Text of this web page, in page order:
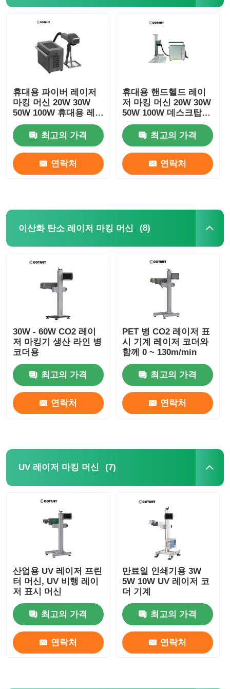
휴대용 파이버 레이저
마킹 머신 20W 30W
50W 100W 휴대용 레
이저 마커 금속용
최고의 가격
연락처
휴대용 핸드헬드 레이
저 마킹 머신 20W 30W
50W 100W 데스크탑
레이저 마킹 머신
최고의 가격
연락처
이산화 탄소 레이저 마킹 머신 (8)
30W - 60W CO2 레이
저 마킹기 생산 라인 병
코더용
최고의 가격
연락처
PET 병 CO2 레이저 표
시 기계 레이저 코더와
함께 0 ~ 130m/min
최고의 가격
연락처
UV 레이저 마킹 머신 (7)
산업용 UV 레이저 프린
터 머신, UV 비행 레이
저 표시 머신
최고의 가격
연락처
만료일 인쇄기용 3W
5W 10W UV 레이저 코
더 기계
최고의 가격
연락처